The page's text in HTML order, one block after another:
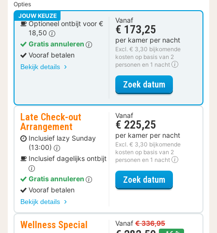
Opties
JOUW KEUZE
Optioneel ontbijt voor €
18,50
Gratis annuleren
Vooraf betalen
Bekijk details
Vanaf
€ 173,25
per kamer per nacht
Excl. € 3,30 bijkomende
kosten op basis van 2
personen en 1 nacht
Zoek datumvoor Wellness
Late Check-out
Arrangement
Inclusief lazy Sunday
(13:00)
Inclusief dagelijks ontbijt
Gratis annuleren
Vooraf betalen
Bekijk details
Vanaf
€ 225,25
per kamer per nacht
Excl. € 3,30 bijkomende
kosten op basis van 2
personen en 1 nacht
Zoek datumvoor Late
Wellness Special Vanaf € 336,95